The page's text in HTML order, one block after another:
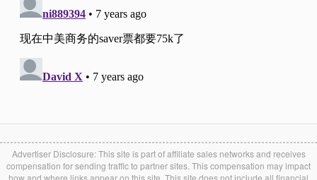
Advertiser Disclosure: This site is part of affiliate sales networks and receives
compensation for sending traffic to partner sites. This compensation may impact